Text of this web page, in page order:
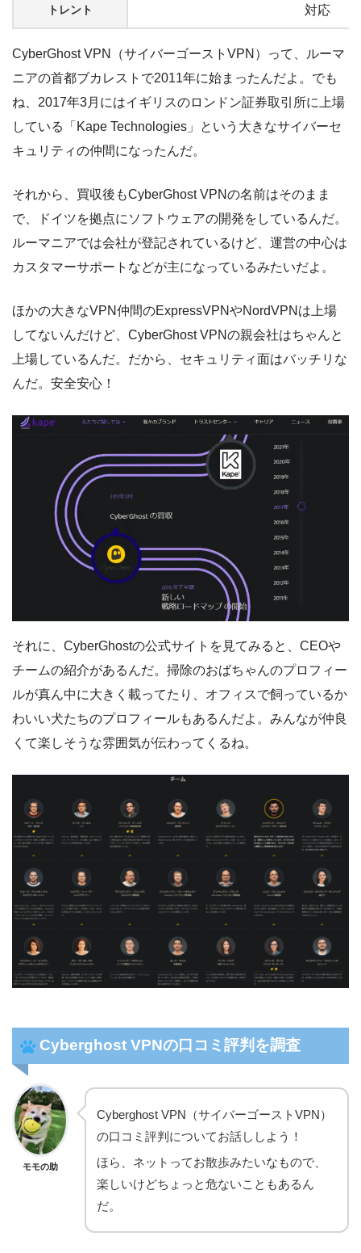
トレント 対応
CyberGhost VPN（サイバーゴーストVPN）って、ルーマ
ニアの首都ブカレストで2011年に始まったんだよ。でも
ね、2017年3月にはイギリスのロンドン証券取引所に上場
している「Kape Technologies」という大きなサイバーセ
キュリティの仲間になったんだ。
それから、買収後もCyberGhost VPNの名前はそのまま
で、ドイツを拠点にソフトウェアの開発をしているんだ。
ルーマニアでは会社が登記されているけど、運営の中心は
カスタマーサポートなどが主になっているみたいだよ。
ほかの大きなVPN仲間のExpressVPNやNordVPNは上場
してないんだけど、CyberGhost VPNの親会社はちゃんと
上場しているんだ。だから、セキュリティ面はバッチリな
んだ。安全安心！
それに、CyberGhostの公式サイトを見てみると、CEOや
チームの紹介があるんだ。掃除のおばちゃんのプロフィー
ルが真ん中に大きく載ってたり、オフィスで飼っているか
わいい犬たちのプロフィールもあるんだよ。みんなが仲良
くて楽しそうな雰囲気が伝わってくるね。
Cyberghost VPNの口コミ評判を調査
モモの助
Cyberghost VPN（サイバーゴーストVPN）
の口コミ評判についてお話ししよう！
ほら、ネットってお散歩みたいなもので、
楽しいけどちょっと危ないこともあるん
だ。